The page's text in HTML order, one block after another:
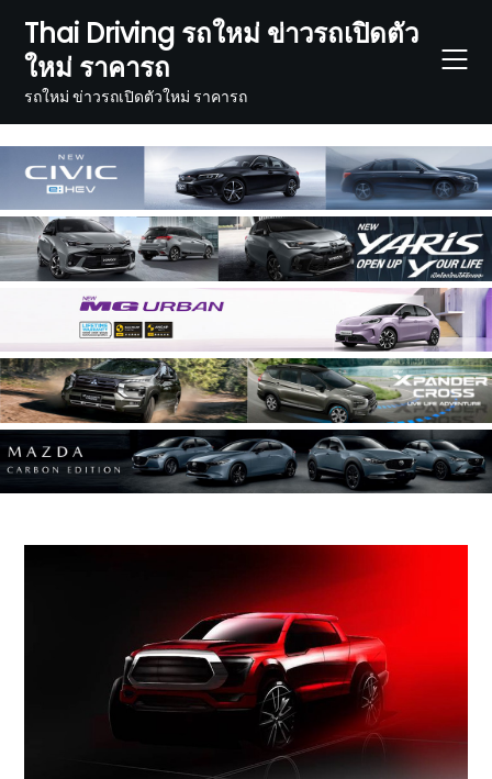
content
Thai Driving รถใหม่ ข่าวรถเปิดตัว
ใหม่ ราคารถ
รถใหม่ ข่าวรถเปิดตัวใหม่ ราคารถ